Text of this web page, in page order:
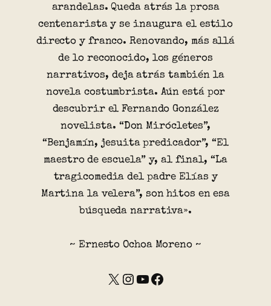
arandelas. Queda atrás la prosa
centenarista y se inaugura el estilo
directo y franco. Renovando, más allá
de lo reconocido, los géneros
narrativos, deja atrás también la
novela costumbrista. Aún está por
descubrir el Fernando González
novelista. “Don Mirócletes”,
“Benjamín, jesuita predicador”, “El
maestro de escuela” y, al final, “La
tragicomedia del padre Elías y
Martina la velera”, son hitos en esa
búsqueda narrativa».
~ Ernesto Ochoa Moreno ~
X Instagram YouTube Facebook